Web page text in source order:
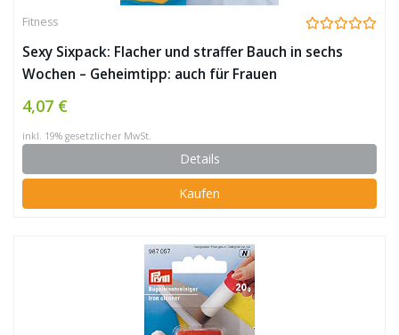
Fitness
Sexy Sixpack: Flacher und straffer Bauch in sechs
Wochen – Geheimtipp: auch für Frauen
4,07 €
inkl. 19% gesetzlicher MwSt.
Details
Kaufen